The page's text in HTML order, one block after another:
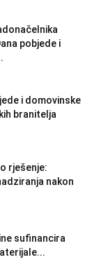
pobjede i
i domovinske
branitelja
rješenje:
nakon
sufinancira